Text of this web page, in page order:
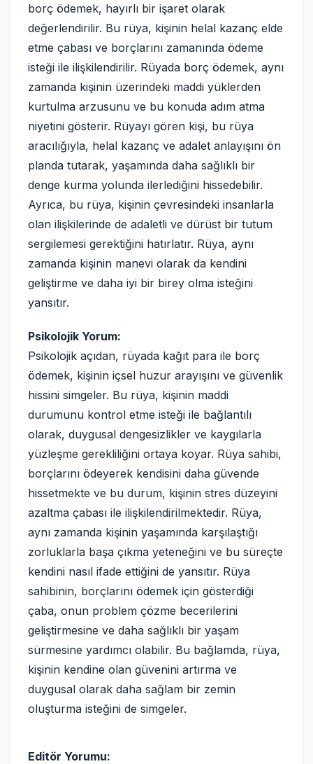
borç ödemek, hayırlı bir işaret olarak
değerlendirilir. Bu rüya, kişinin helal kazanç elde
etme çabası ve borçlarını zamanında ödeme
isteği ile ilişkilendirilir. Rüyada borç ödemek, aynı
zamanda kişinin üzerindeki maddi yüklerden
kurtulma arzusunu ve bu konuda adım atma
niyetini gösterir. Rüyayı gören kişi, bu rüya
aracılığıyla, helal kazanç ve adalet anlayışını ön
planda tutarak, yaşamında daha sağlıklı bir
denge kurma yolunda ilerlediğini hissedebilir.
Ayrıca, bu rüya, kişinin çevresindeki insanlarla
olan ilişkilerinde de adaletli ve dürüst bir tutum
sergilemesi gerektiğini hatırlatır. Rüya, aynı
zamanda kişinin manevi olarak da kendini
geliştirme ve daha iyi bir birey olma isteğini
yansıtır.
Psikolojik Yorum:
Psikolojik açıdan, rüyada kağıt para ile borç
ödemek, kişinin içsel huzur arayışını ve güvenlik
hissini simgeler. Bu rüya, kişinin maddi
durumunu kontrol etme isteği ile bağlantılı
olarak, duygusal dengesizlikler ve kaygılarla
yüzleşme gerekliliğini ortaya koyar. Rüya sahibi,
borçlarını ödeyerek kendisini daha güvende
hissetmekte ve bu durum, kişinin stres düzeyini
azaltma çabası ile ilişkilendirilmektedir. Rüya,
aynı zamanda kişinin yaşamında karşılaştığı
zorluklarla başa çıkma yeteneğini ve bu süreçte
kendini nasıl ifade ettiğini de yansıtır. Rüya
sahibinin, borçlarını ödemek için gösterdiği
çaba, onun problem çözme becerilerini
geliştirmesine ve daha sağlıklı bir yaşam
sürmesine yardımcı olabilir. Bu bağlamda, rüya,
kişinin kendine olan güvenini artırma ve
duygusal olarak daha sağlam bir zemin
oluşturma isteğini de simgeler.
Editör Yorumu: